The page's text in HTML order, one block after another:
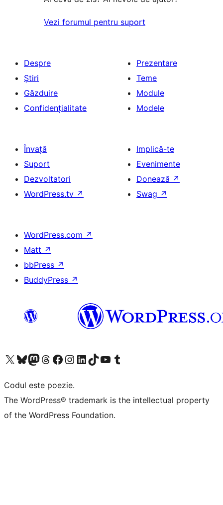
Vezi forumul pentru suport
Despre
Știri
Găzduire
Confidențialitate
Prezentare
Teme
Module
Modele
Învață
Suport
Dezvoltatori
WordPress.tv ↗
Implică-te
Evenimente
Donează ↗
Swag ↗
WordPress.com ↗
Matt ↗
bbPress ↗
BuddyPress ↗
Mergi la contul nostru X (fost Twitter)
Vizitează contul nostru Bluesky
Vizitează contul nostru Mastodon
Vizitează contul nostru Threads
Vizitează pagina noastră Facebook
Vizitează-ne pe Instagram
Vizitează-ne pe LinkedIn
Vizitează contul nostru TikTok
Vizitează canalul nostru YouTube
Vizitează contul nostru Tumblr
Codul este poezie.
The WordPress® trademark is the intellectual property
of the WordPress Foundation.